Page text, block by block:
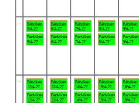
Båtviken
5/4-27
Badviken
5/4-27
Båtviken
6/4-27
Badviken
6/4-27
Båtviken
7/4-27
Badviken
7/4-27
Båtviken
8/4-27
Badviken
8/4-27
Båtviken
9/4-27
Badviken
9/4-27
Båtviken
12/4-27
Badviken
12/4-27
Båtviken
13/4-27
Badviken
13/4-27
Båtviken
14/4-27
Badviken
14/4-27
Båtviken
15/4-27
Badviken
15/4-27
Båtviken
16/4-27
Badviken
16/4-27